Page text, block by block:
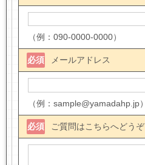
（例：090-0000-0000）
メールアドレス
必須
（例：sample@yamadahp.jp）
ご質問はこちらへどうぞ
必須